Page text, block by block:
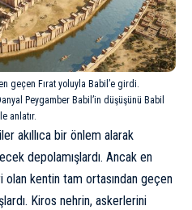
geçen Fırat yoluyla Babil’e girdi.
Peygamber Babil’in düşüşünü Babil
anlatır.
akıllıca bir önlem alarak
depolamışlardı. Ancak en
olan kentin tam ortasından geçen
Kiros nehrin, askerlerini